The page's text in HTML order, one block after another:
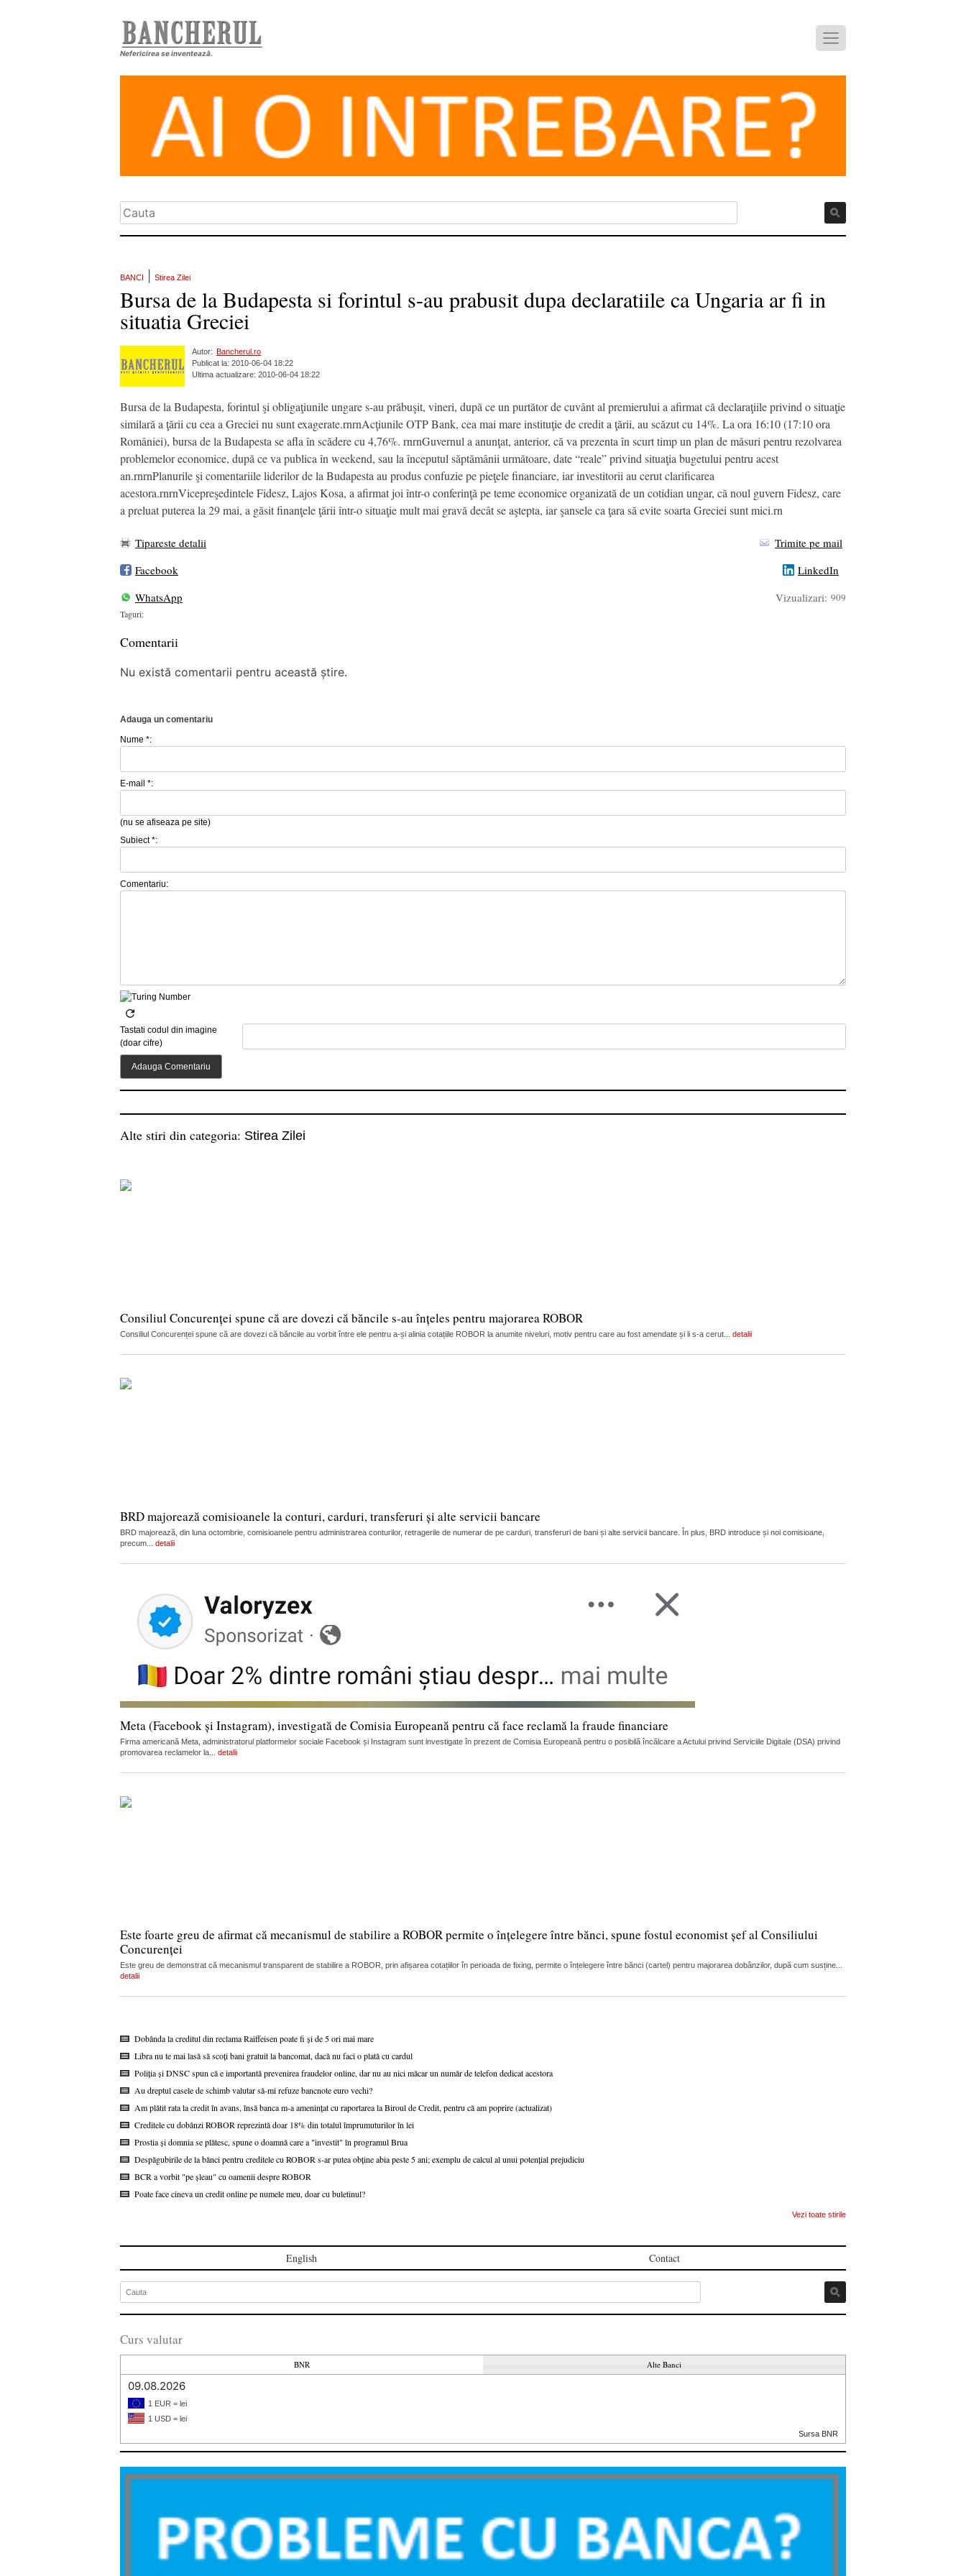
Nefericirea se inventează.
BANCI Stirea Zilei
Bursa de la Budapesta si forintul s-au prabusit dupa declaratiile ca Ungaria ar fi in
situatia Greciei
Autor:
Bancherul.ro
Publicat la: 2010-06-04 18:22
Ultima actualizare: 2010-06-04 18:22
Bursa de la Budapesta, forintul şi obligaţiunile ungare s-au prăbuşit, vineri, după ce un purtător de cuvânt al premierului a afirmat că declaraţiile privind o situaţie
similară a ţării cu cea a Greciei nu sunt exagerate.rnrnAcţiunile OTP Bank, cea mai mare instituţie de credit a ţării, au scăzut cu 14%. La ora 16:10 (17:10 ora
României), bursa de la Budapesta se afla în scădere cu 4,76%. rnrnGuvernul a anunţat, anterior, că va prezenta în scurt timp un plan de măsuri pentru rezolvarea
problemelor economice, după ce va publica în weekend, sau la începutul săptămânii următoare, date “reale” privind situaţia bugetului pentru acest
an.rnrnPlanurile şi comentariile liderilor de la Budapesta au produs confuzie pe pieţele financiare, iar investitorii au cerut clarificarea
acestora.rnrnVicepreşedintele Fidesz, Lajos Kosa, a afirmat joi într-o conferinţă pe teme economice organizată de un cotidian ungar, că noul guvern Fidesz, care
a preluat puterea la 29 mai, a găsit finanţele ţării într-o situaţie mult mai gravă decât se aştepta, iar şansele ca ţara să evite soarta Greciei sunt mici.rn
Tipareste detalii
Trimite pe mail
Facebook
LinkedIn
WhatsApp
Vizualizari: 909
Taguri:
Comentarii
Nu există comentarii pentru această știre.
Adauga un comentariu
Nume *:
E-mail *:
(nu se afiseaza pe site)
Subiect *:
Comentariu:
Tastati codul din imagine
(doar cifre)
Alte stiri din categoria: Stirea Zilei
Consiliul Concurenței spune că are dovezi că băncile s-au înțeles pentru majorarea ROBOR
Consiliul Concurenței spune că are dovezi că băncile au vorbit între ele pentru a-și alinia cotațiile ROBOR la anumite niveluri, motiv pentru care au fost amendate și li s-a cerut... detalii
BRD majorează comisioanele la conturi, carduri, transferuri și alte servicii bancare
BRD majorează, din luna octombrie, comisioanele pentru administrarea conturilor, retragerile de numerar de pe carduri, transferuri de bani și alte servicii bancare. În plus, BRD introduce și noi comisioane,
precum... detalii
Meta (Facebook și Instagram), investigată de Comisia Europeană pentru că face reclamă la fraude financiare
Firma americană Meta, administratorul platformelor sociale Facebook și Instagram sunt investigate în prezent de Comisia Europeană pentru o posibilă încălcare a Actului privind Serviciile Digitale (DSA) privind
promovarea reclamelor la... detalii
Este foarte greu de afirmat că mecanismul de stabilire a ROBOR permite o înțelegere între bănci, spune fostul economist șef al Consiliului
Concurenței
Este greu de demonstrat că mecanismul transparent de stabilire a ROBOR, prin afișarea cotațiilor în perioada de fixing, permite o înțelegere între bănci (cartel) pentru majorarea dobânzilor, după cum susține...
detalii
Dobânda la creditul din reclama Raiffeisen poate fi și de 5 ori mai mare
Libra nu te mai lasă să scoți bani gratuit la bancomat, dacă nu faci o plată cu cardul
Poliția și DNSC spun că e importantă prevenirea fraudelor online, dar nu au nici măcar un număr de telefon dedicat acestora
Au dreptul casele de schimb valutar să-mi refuze bancnote euro vechi?
Am plătit rata la credit în avans, însă banca m-a amenințat cu raportarea la Biroul de Credit, pentru că am poprire (actualizat)
Creditele cu dobânzi ROBOR reprezintă doar 18% din totalul împrumuturilor în lei
Prostia și domnia se plătesc, spune o doamnă care a "investit" în programul Brua
Despăgubirile de la bănci pentru creditele cu ROBOR s-ar putea obține abia peste 5 ani; exemplu de calcul al unui potențial prejudiciu
BCR a vorbit "pe șleau" cu oamenii despre ROBOR
Poate face cineva un credit online pe numele meu, doar cu buletinul?
Vezi toate stirile
English Contact
Curs valutar
BNR Alte Banci
09.08.2026
1 EUR = lei
1 USD = lei
Sursa BNR